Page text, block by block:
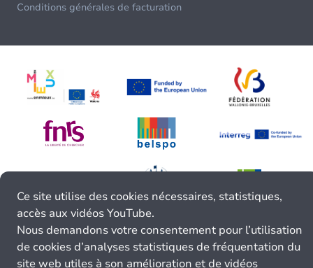
Conditions générales de facturation
Ce site utilise des cookies nécessaires, statistiques,
accès aux vidéos YouTube.
Nous demandons votre consentement pour l’utilisation
de cookies d’analyses statistiques de fréquentation du
site web utiles à son amélioration et de vidéos